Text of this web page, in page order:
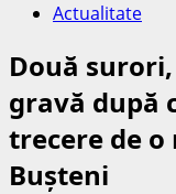
Actualitate
Două
gravă după
trecere de o
Bușteni